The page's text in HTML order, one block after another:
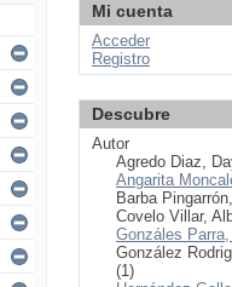
Mi cuenta
Acceder
Registro
Descubre
Autor
Agredo Diaz,
Angarita
Barba
Covelo Villar,
Gonzáles
González
(1)